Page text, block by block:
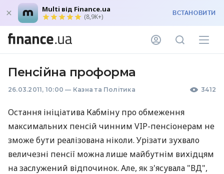
Multi від Finance.ua
(8,9K+) ВСТАНОВИТИ
Пенсійна проформа
26.03.2011, 10:00 — Казна та Політика 3412
Остання ініціатива Кабміну про обмеження
максимальних пенсій чинним VIP-пенсіонерам не
зможе бути реалізована ніколи. Урізати зухвало
величезні пенсії можна лише майбутнім вихідцям
на заслужений відпочинок. Але, як з'ясувала "ВД",